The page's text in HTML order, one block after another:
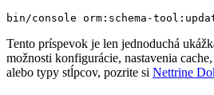
Tento príspevok je len jednoduchá
možnosti konfigurácie, nastavenia cache,
alebo typy stĺpcov, pozrite si Nettrine